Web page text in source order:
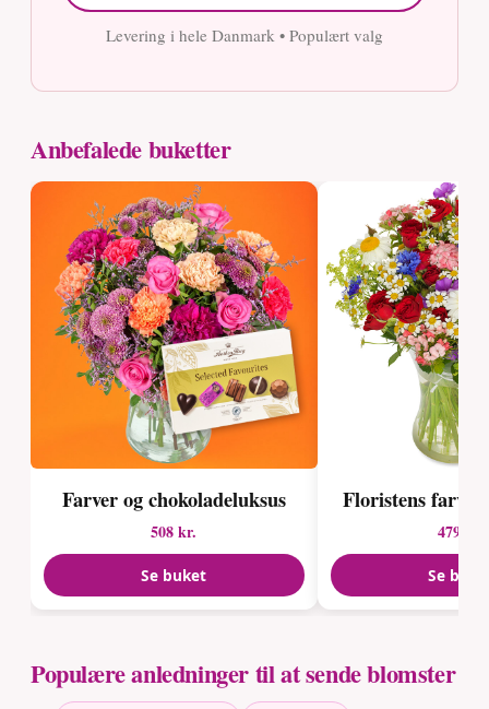
Levering i hele Danmark • Populært valg
Anbefalede buketter
Farver og chokolade­luksus
508 kr.
Se buket
Floristens
479 kr.
Se
Populære anledninger til at sende blomster